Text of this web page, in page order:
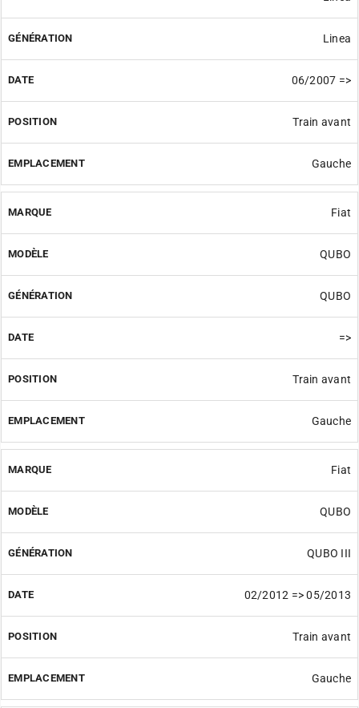
Linea
06/2007 =>
Train avant
Gauche
Fiat
QUBO
QUBO
=>
Train avant
Gauche
Fiat
QUBO
QUBO III
02/2012 => 05/2013
Train avant
Gauche